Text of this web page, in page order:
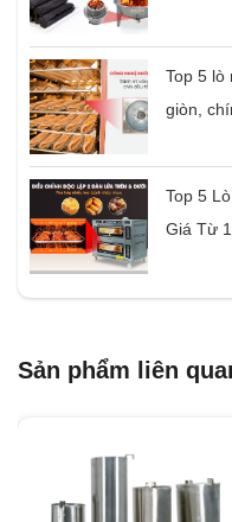
Top 5 lò
giòn,
Top 5
Giá Từ
Sản phẩm liên